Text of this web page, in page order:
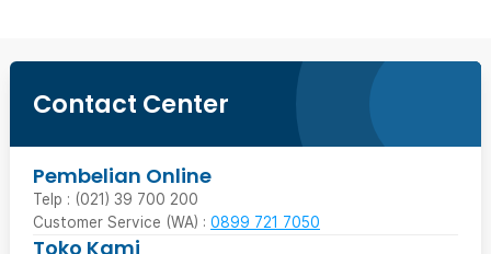
Contact Center
Pembelian Online
Telp : (021) 39 700 200
Customer Service (WA) : 0899 721 7050
Toko Kami